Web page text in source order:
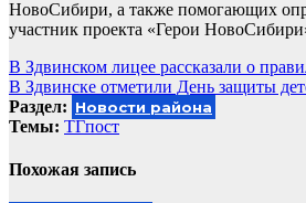
НовоСибири, а также помогающих
участник проекта «Герои
Навигация
по
записям
В Здвинском лицее рассказали о
В Здвинске отметили День защиты
Раздел: Новости района
Темы: ТГпост
Похожая запись